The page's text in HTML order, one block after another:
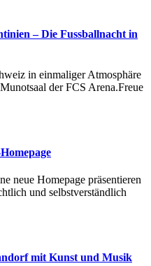
– Die Fussballnacht in
in einmaliger Atmosphäre
der FCS Arena.Freue
neue Homepage präsentieren
und selbstverständlich
mit Kunst und Musik